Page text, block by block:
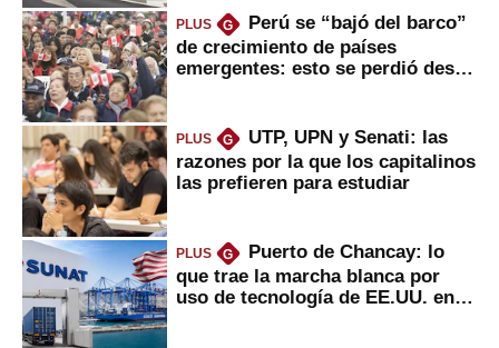
PLUS G
Perú se “bajó del barco”
de crecimiento de países
emergentes: esto se perdió desde
PLUS G
UTP, UPN y Senati: las
razones por la que los capitalinos
las prefieren para estudiar
PLUS G
Puerto de Chancay: lo
que trae la marcha blanca por
uso de tecnología de EE.UU. en